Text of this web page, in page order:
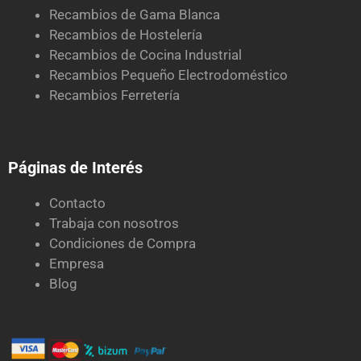
Recambios de Gama Blanca
Recambios de Hostelería
Recambios de Cocina Industrial
Recambios Pequeño Electrodoméstico
Recambios Ferretería
Páginas de Interés
Contacto
Trabaja con nosotros
Condiciones de Compra
Empresa
Blog